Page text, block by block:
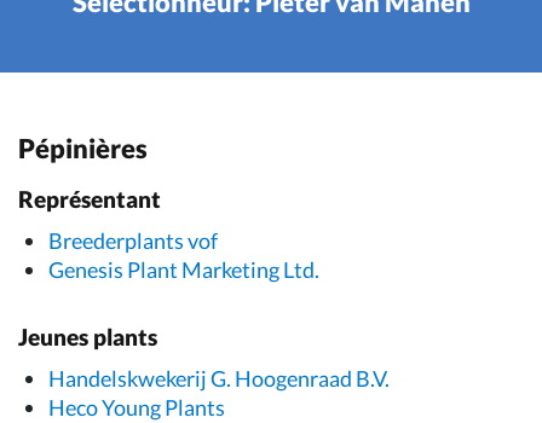
Pépinières
Représentant
Breederplants vof
Genesis Plant Marketing Ltd.
Jeunes plants
Handelskwekerij G. Hoogenraad B.V.
Heco Young Plants